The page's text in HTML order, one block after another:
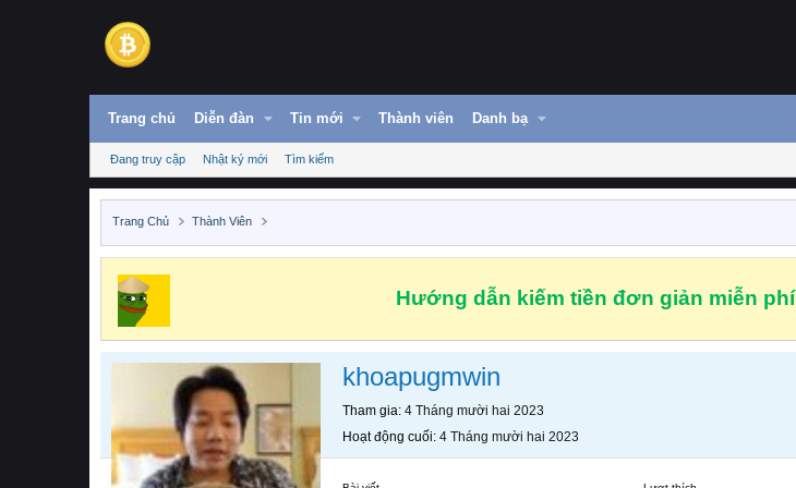
Trang chủ Diễn đàn Tin mới Thành viên Danh bạ
Đang truy cập Nhật ký mới Tìm kiếm
Trang Chủ Thành Viên
Hướng dẫn kiếm tiền đơn giản miễn phí
khoapugmwin
Tham gia 4 Tháng mười hai 2023
Hoạt động cuối 4 Tháng mười hai 2023